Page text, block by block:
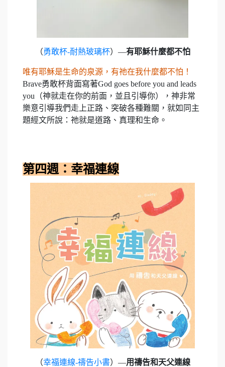
（勇敢杯-耐熱玻璃杯）—有耶穌什麼都不怕
唯有耶穌是生命的泉源，有祂在我什麼都不怕！
Brave勇敢杯背面寫著God goes before you and leads
you（神就走在你的前面，並且引導你），神非常
樂意引導我們走上正路、突破各種難關，就如同主
題經文所說：祂就是道路、真理和生命。
第四週：幸福連線
（幸福連線-禱告小書）—用禱告和天父連線